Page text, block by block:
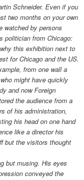
Schneider. Even if you
two months on your own
watched by persons
politician from Chicago:
this exhibition next to
for Chicago and the US.
from one wall a
might have quickly
and now Foreign
the audience from a
of his administration,
his head on one hand
like a director his
but the visitors thought
but musing. His eyes
conveyed the